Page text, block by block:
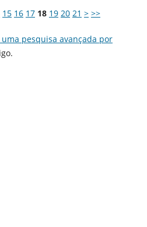
15 16 17 18 19 20 21 > >>
pesquisa avançada por